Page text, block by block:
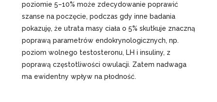
poziomie 5–10% może zdecydowanie poprawić
szanse na poczęcie, podczas gdy inne badania
pokazuję, że utrata masy ciała o 5% skutkuje znaczną
poprawą parametrów endokrynologicznych, np.
poziom wolnego testosteronu, LH i insuliny, z
poprawą częstotliwości owulacji. Zatem nadwaga
ma ewidentny wpływ na płodność.